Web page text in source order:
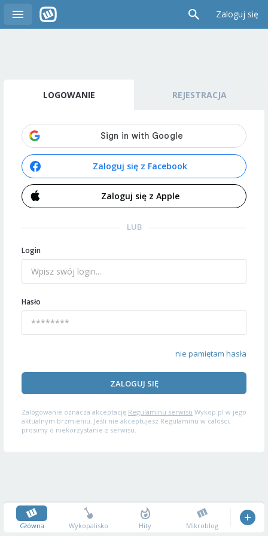
Zaloguj się
LOGOWANIE REJESTRACJA
Zaloguj się z Facebook
Zaloguj się z Apple
LUB
Login
Hasło
nie pamiętam hasła
ZALOGUJ SIĘ
Zalogowanie oznacza akceptację Regulaminu serwisu Wykop.pl w jego
aktualnym brzmieniu. Jeśli nie akceptujesz Regulaminu w całości,
prosimy o niekorzystanie z serwisu.
Główna Wykopalisko Hity Mikroblog